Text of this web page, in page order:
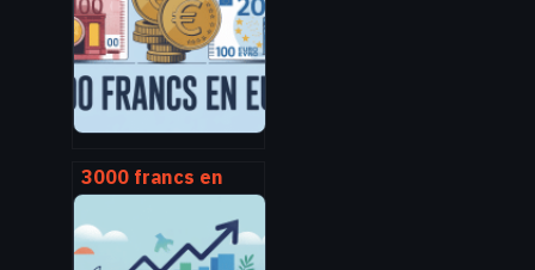
3000 francs en
euro : conversion,
explications et cas
pratiques